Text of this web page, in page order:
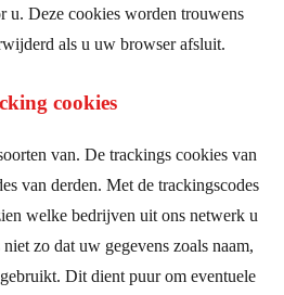
u. Deze cookies worden trouwens
als u uw browser afsluit.
cookies
van. De trackings cookies van
van derden. Met de trackingscodes
welke bedrijven uit ons netwerk u
zo dat uw gegevens zoals naam,
Dit dient puur om eventuele